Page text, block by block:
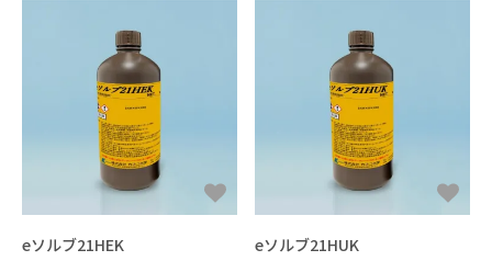
すべてを見る
汚れから探す
鉱物油・加工油
シリコーンオイル
パーティクル・ほこり
水溶性加工油
フッ素オイル
未硬化樹脂
シリコーンオイル
その他
用途から探す
脱脂洗浄
乾燥・水切り
フラックス洗浄
設備洗浄
溶媒
キーワードから選ぶ
#コスト最優先！
#洗浄力・溶解力重視（油・樹脂汚れ
#洗浄力重視（水溶性・複合汚れ）
#消防法/有機則非該当
#法規制の少ないものを使いたい
溶解剤
すべてを見る
樹脂から選ぶ
エポキシ
シリコーン
ポリアミド・ナイロン
アクリル
用途から探す
樹脂溶解・膨潤・剥離・除去
接着・溶着
3Dプリンタースムージング
キーワードから選ぶ
#樹脂の種類がわからない
#耐溶剤性の低い樹脂への汎用品
機能性液体
すべてを見る
用途から探す
希釈剤 分散媒
冷媒・熱媒体
液浸冷却
キーワードから選ぶ
#Novecの代替を探している
#フロリナートの代替を探している
ブログ
見積書・請求書の発行について
新規登録
eソルブ21HEK eソルブ21HUK